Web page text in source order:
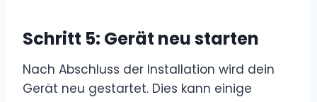
Schritt 5: Gerät neu starten
Nach Abschluss der Installation wird dein
Gerät neu gestartet. Dies kann einige